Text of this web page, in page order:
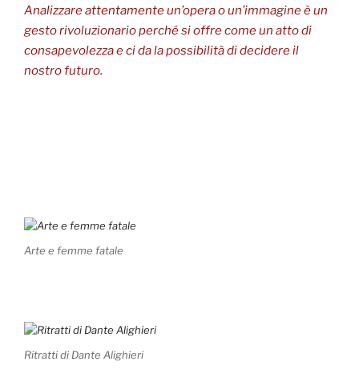
Analizzare attentamente un’opera o un’immagine è un
gesto rivoluzionario perché si offre come un atto di
consapevolezza e ci da la possibilità di decidere il
nostro futuro.
Arte e femme fatale
Ritratti di Dante Alighieri